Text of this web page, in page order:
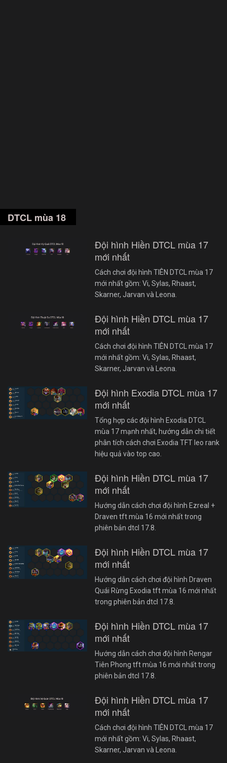
DTCL mùa 18
Đội hình Hiền DTCL mùa 17
mới nhất
Cách chơi đội hình TIÊN DTCL mùa 17
mới nhất gồm: Vi, Sylas, Rhaast,
Skarner, Jarvan và Leona.
Đội hình Hiền DTCL mùa 17
mới nhất
Cách chơi đội hình TIÊN DTCL mùa 17
mới nhất gồm: Vi, Sylas, Rhaast,
Skarner, Jarvan và Leona.
Đội hình Exodia DTCL mùa 17
mới nhất
Tổng hợp các đội hình Exodia DTCL
mùa 17 mạnh nhất, hướng dẫn chi tiết
phân tích cách chơi Exodia TFT leo rank
hiệu quả vào top cao.
Đội hình Hiền DTCL mùa 17
mới nhất
Hướng dẫn cách chơi đội hình Ezreal +
Draven tft mùa 16 mới nhất trong
phiên bản dtcl 17.8.
Đội hình Hiền DTCL mùa 17
mới nhất
Hướng dẫn cách chơi đội hình Draven
Quái Rừng Exodia tft mùa 16 mới nhất
trong phiên bản dtcl 17.8.
Đội hình Hiền DTCL mùa 17
mới nhất
Hướng dẫn cách chơi đội hình Rengar
Tiên Phong tft mùa 16 mới nhất trong
phiên bản dtcl 17.8.
Đội hình Hiền DTCL mùa 17
mới nhất
Cách chơi đội hình TIÊN DTCL mùa 17
mới nhất gồm: Vi, Sylas, Rhaast,
Skarner, Jarvan và Leona.